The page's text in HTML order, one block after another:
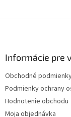
Informácie pre
Obchodné
Podmienky ochrany
Hodnotenie obchodu
Moja objednávka